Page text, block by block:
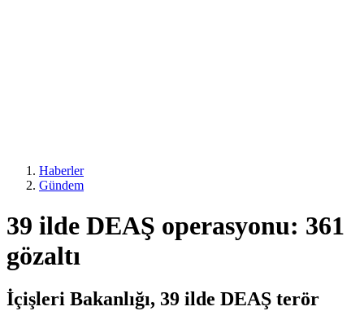
Haberler
Gündem
39 ilde DEAŞ operasyonu: 361
gözaltı
İçişleri Bakanlığı, 39 ilde DEAŞ terör